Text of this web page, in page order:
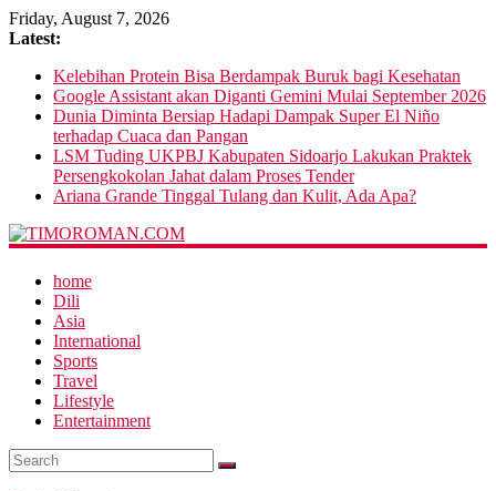
Friday, August 7, 2026
Latest:
Kelebihan Protein Bisa Berdampak Buruk bagi Kesehatan
Google Assistant akan Diganti Gemini Mulai September 2026
Dunia Diminta Bersiap Hadapi Dampak Super El Niño
terhadap Cuaca dan Pangan
LSM Tuding UKPBJ Kabupaten Sidoarjo Lakukan Praktek
Persengkokolan Jahat dalam Proses Tender
Ariana Grande Tinggal Tulang dan Kulit, Ada Apa?
home
Dili
Asia
International
Sports
Travel
Lifestyle
Entertainment